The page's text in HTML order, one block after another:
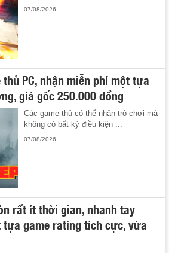
07/08/2026
PC, nhận miễn phí một tựa
giá gốc 250.000 đồng
Các game thủ có thể nhận trò chơi mà
không có bất kỳ điều kiện ...
07/08/2026
rất ít thời gian, nhanh tay
tựa game rating tích cực, vừa